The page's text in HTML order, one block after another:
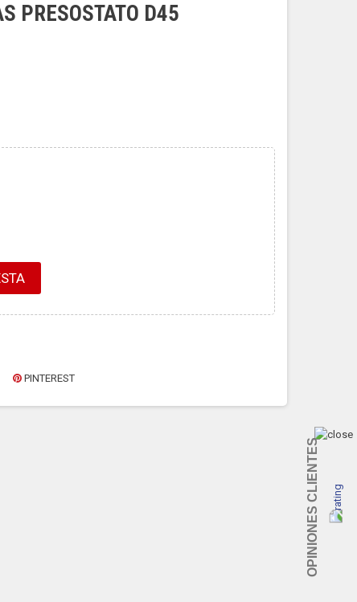
PRESOSTATO D45
PINTEREST
OPINIONES CLIENTES